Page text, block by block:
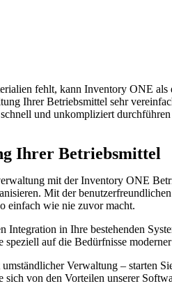
fehlt, kann Inventory ONE
Ihrer Betriebsmittel sehr
und unkompliziert
Ihrer Betriebsmittel
mit der Inventory ONE
Mit der
einfach wie nie zuvor macht.
Integration in Ihre bestehenden
auf die Bedürfnisse
Verwaltung – starten
sich von den Vorteilen unserer